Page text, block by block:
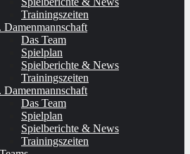
Trainingszeiten
Damenmannschaft
Das Team
Spielplan
Spielberichte & News
Trainingszeiten
Damenmannschaft
Das Team
Spielplan
Spielberichte & News
Trainingszeiten